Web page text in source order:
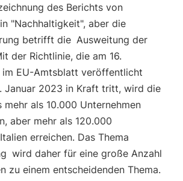
des Berichts von
"Nachhaltigkeit", aber die
betrifft die Ausweitung der
der Richtlinie, die am 16.
EU-Amtsblatt veröffentlicht
Januar 2023 in Kraft tritt, wird die
als 10.000 Unternehmen
aber mehr als 120.000
erreichen. Das Thema
wird daher für eine große Anzahl
zu einem entscheidenden Thema.